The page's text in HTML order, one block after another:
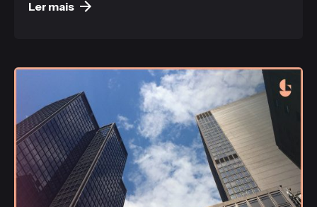
Ler mais